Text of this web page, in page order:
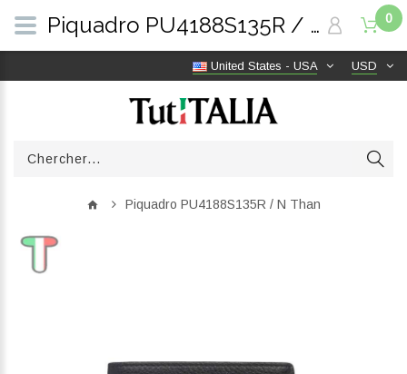
USD
United States - USA
0
Piquadro PU4188S135R / N Than
Piquadro PU4188S135R / N Than | TutITALIA